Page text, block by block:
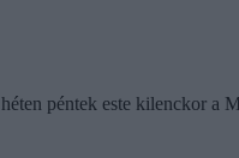
péntek este kilenckor